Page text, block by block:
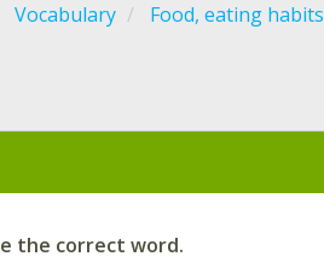
Vocabulary Food, eating habits
the correct word.